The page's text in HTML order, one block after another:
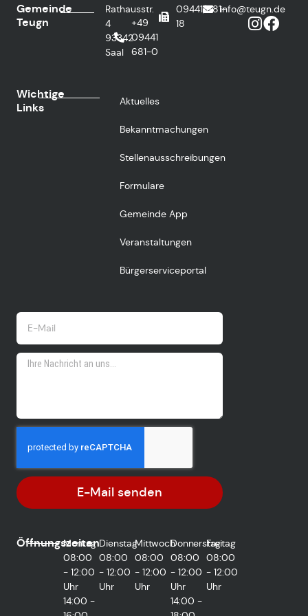
Gemeinde
Teugn
Rathausstr.
4
93342
Saal
+49
09441
681-0
09441/681-
18
info@teugn.de
Wichtige
Links
Aktuelles
Bekanntmachungen
Stellenausschreibungen
Formulare
Gemeinde App
Veranstaltungen
Bürgerserviceportal
E-Mail senden
Öffnungszeiten
Montag
08:00
- 12:00
Uhr
14:00 -
Dienstag
08:00
- 12:00
Uhr
Mittwoch
08:00
- 12:00
Uhr
Donnerstag
08:00
- 12:00
Uhr
14:00 -
Freitag
08:00
- 12:00
Uhr